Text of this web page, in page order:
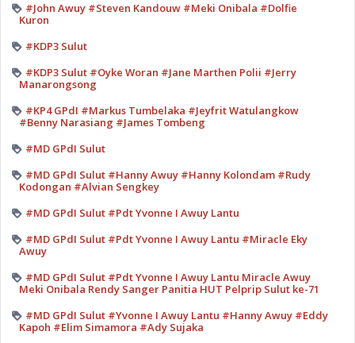
#John Awuy #Steven Kandouw #Meki Onibala #Dolfie
Kuron
#KDP3 Sulut
#KDP3 Sulut #Oyke Woran #Jane Marthen Polii #Jerry
Manarongsong
#KP4 GPdI #Markus Tumbelaka #Jeyfrit Watulangkow
#Benny Narasiang #James Tombeng
#MD GPdI Sulut
#MD GPdI Sulut #Hanny Awuy #Hanny Kolondam #Rudy
Kodongan #Alvian Sengkey
#MD GPdI Sulut #Pdt Yvonne I Awuy Lantu
#MD GPdI Sulut #Pdt Yvonne I Awuy Lantu #Miracle Eky
Awuy
#MD GPdI Sulut #Pdt Yvonne I Awuy Lantu Miracle Awuy
Meki Onibala Rendy Sanger Panitia HUT Pelprip Sulut ke-71
#MD GPdI Sulut #Yvonne I Awuy Lantu #Hanny Awuy #Eddy
Kapoh #Elim Simamora #Ady Sujaka